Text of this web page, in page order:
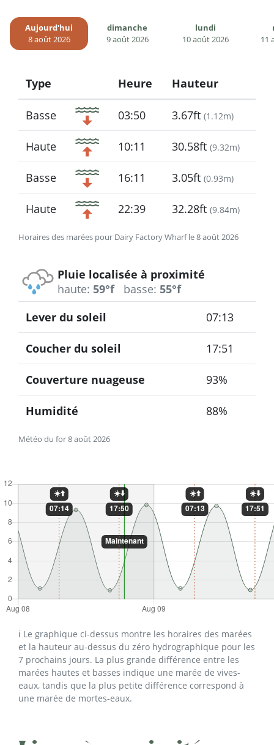
Aujourd'hui
8 août 2026
dimanche
9 août 2026
lundi
10 août 2026
11
Horaires des marées pour Dairy Factory Wharf le 8 août 2026
Type
Icon
Heure Hauteur
Basse 03:50 3.67ft (1.12m)
Haute 10:11 30.58ft (9.32m)
Basse 16:11 3.05ft (0.93m)
Haute 22:39 32.28ft (9.84m)
Pluie localisée à proximité
haute: 59°f basse: 55°f
Météo du for 8 août 2026
Lever du soleil 07:13
Coucher du soleil 17:51
Couverture nuageuse 93%
Humidité 88%
ℹ️ Le graphique ci-dessus montre les horaires des marées
et la hauteur au-dessus du zéro hydrographique pour les
7 prochains jours. La plus grande différence entre les
marées hautes et basses indique une marée de vives-
eaux, tandis que la plus petite différence correspond à
une marée de mortes-eaux.